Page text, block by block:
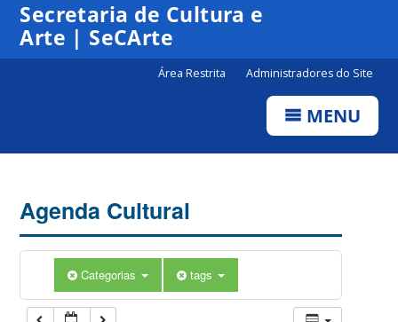
Secretaria de Cultura e
Arte | SeCArte
Área Restrita Administradores do Site
MENU
Agenda Cultural
Categorias tags
1:00
5:00